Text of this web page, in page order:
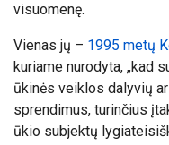
visuomenę.
Vienas jų – 1995 metų
kuriame nurodyta, „kad
ūkinės veiklos dalyvių
sprendimus, turinčius
ūkio subjektų